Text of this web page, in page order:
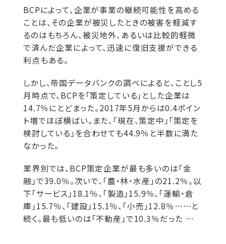
BCPによって、企業が事業の継続可能性を高める
ことは、その企業が被災したときの被害を軽減す
るのはもちろん、被災地外、あるいは比較的軽微
で済んだ企業によって、迅速に復旧支援ができる
利点もある。
しかし、帝国データバンクの調べによると、ことし5
月時点で、BCPを「策定している」とした企業は
14.7％にとどまった。2017年5月からは0.4ポイン
ト増でほぼ横ばい。また、「現在、策定中」「策定を
検討している」を合わせても44.9％と半数に満た
なかった。
業界別では、BCP策定企業が最も多いのは「金
融」で39.0％。次いで、「農・林・水産」の21.2％。以
下「サービス」18.1％、「製造」15.9％、「運輸・倉
庫」15.7％、「建設」15.1％、「小売」12.8％……と
続く。最も低いのは「不動産」で10.3％だった …